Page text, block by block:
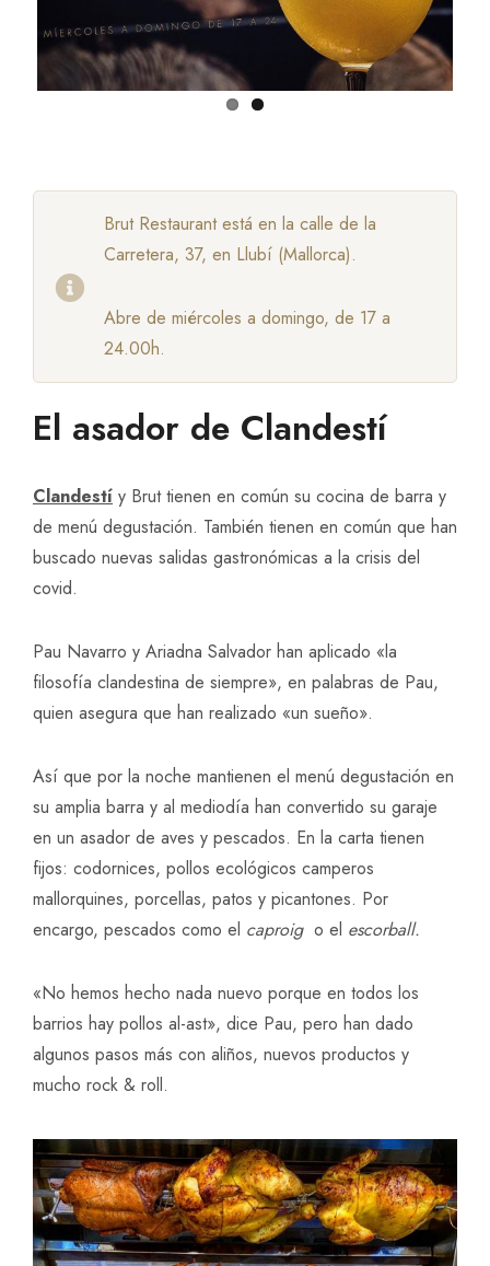
Brut Restaurant está en la calle de la
Carretera, 37, en Llubí (Mallorca).
Abre de miércoles a domingo, de 17 a
24.00h.
El asador de Clandestí
Clandestí y Brut tienen en común su cocina de barra y
de menú degustación. También tienen en común que han
buscado nuevas salidas gastronómicas a la crisis del
covid.
Pau Navarro y Ariadna Salvador han aplicado «la
filosofía clandestina de siempre», en palabras de Pau,
quien asegura que han realizado «un sueño».
Así que por la noche mantienen el menú degustación en
su amplia barra y al mediodía han convertido su garaje
en un asador de aves y pescados. En la carta tienen
fijos: codornices, pollos ecológicos camperos
mallorquines, porcellas, patos y picantones. Por
encargo, pescados como el caproigo el escorball.
«No hemos hecho nada nuevo porque en todos los
barrios hay pollos al-ast», dice Pau, pero han dado
algunos pasos más con aliños, nuevos productos y
mucho rock & roll.